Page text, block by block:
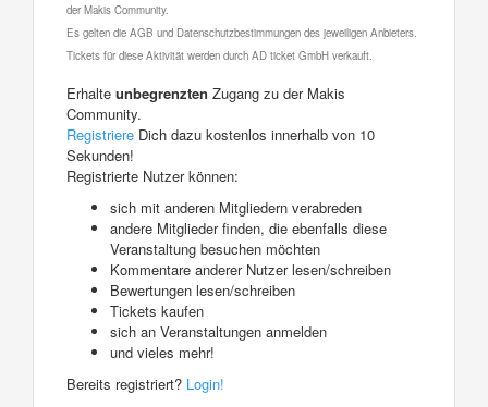
der Makis Community.
Es gelten die AGB und Datenschutzbestimmungen des jeweiligen Anbieters.
Tickets für diese Aktivität werden durch AD ticket GmbH verkauft.
Erhalte unbegrenzten Zugang zu der Makis
Community.
Registriere Dich dazu kostenlos innerhalb von 10
Sekunden!
Registrierte Nutzer können:
sich mit anderen Mitgliedern verabreden
andere Mitglieder finden, die ebenfalls diese
Veranstaltung besuchen möchten
Kommentare anderer Nutzer lesen/schreiben
Bewertungen lesen/schreiben
Tickets kaufen
sich an Veranstaltungen anmelden
und vieles mehr!
Bereits registriert? Login!